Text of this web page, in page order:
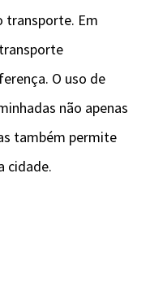
transporte. Em
O uso de
não apenas
também permite
cidade.